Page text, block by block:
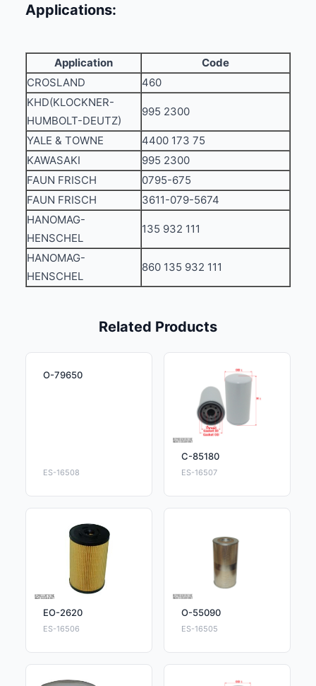
Applications:
Application
Code
CROSLAND
460
KHD(KLOCKNER-
HUMBOLT-DEUTZ)
995 2300
YALE & TOWNE
4400 173 75
KAWASAKI
995 2300
FAUN FRISCH
0795-675
FAUN FRISCH
3611-079-5674
HANOMAG-
HENSCHEL
135 932 111
HANOMAG-
HENSCHEL
860 135 932 111
Related Products
O-79650
ES-16508
C-85180
ES-16507
EO-2620
ES-16506
O-55090
ES-16505